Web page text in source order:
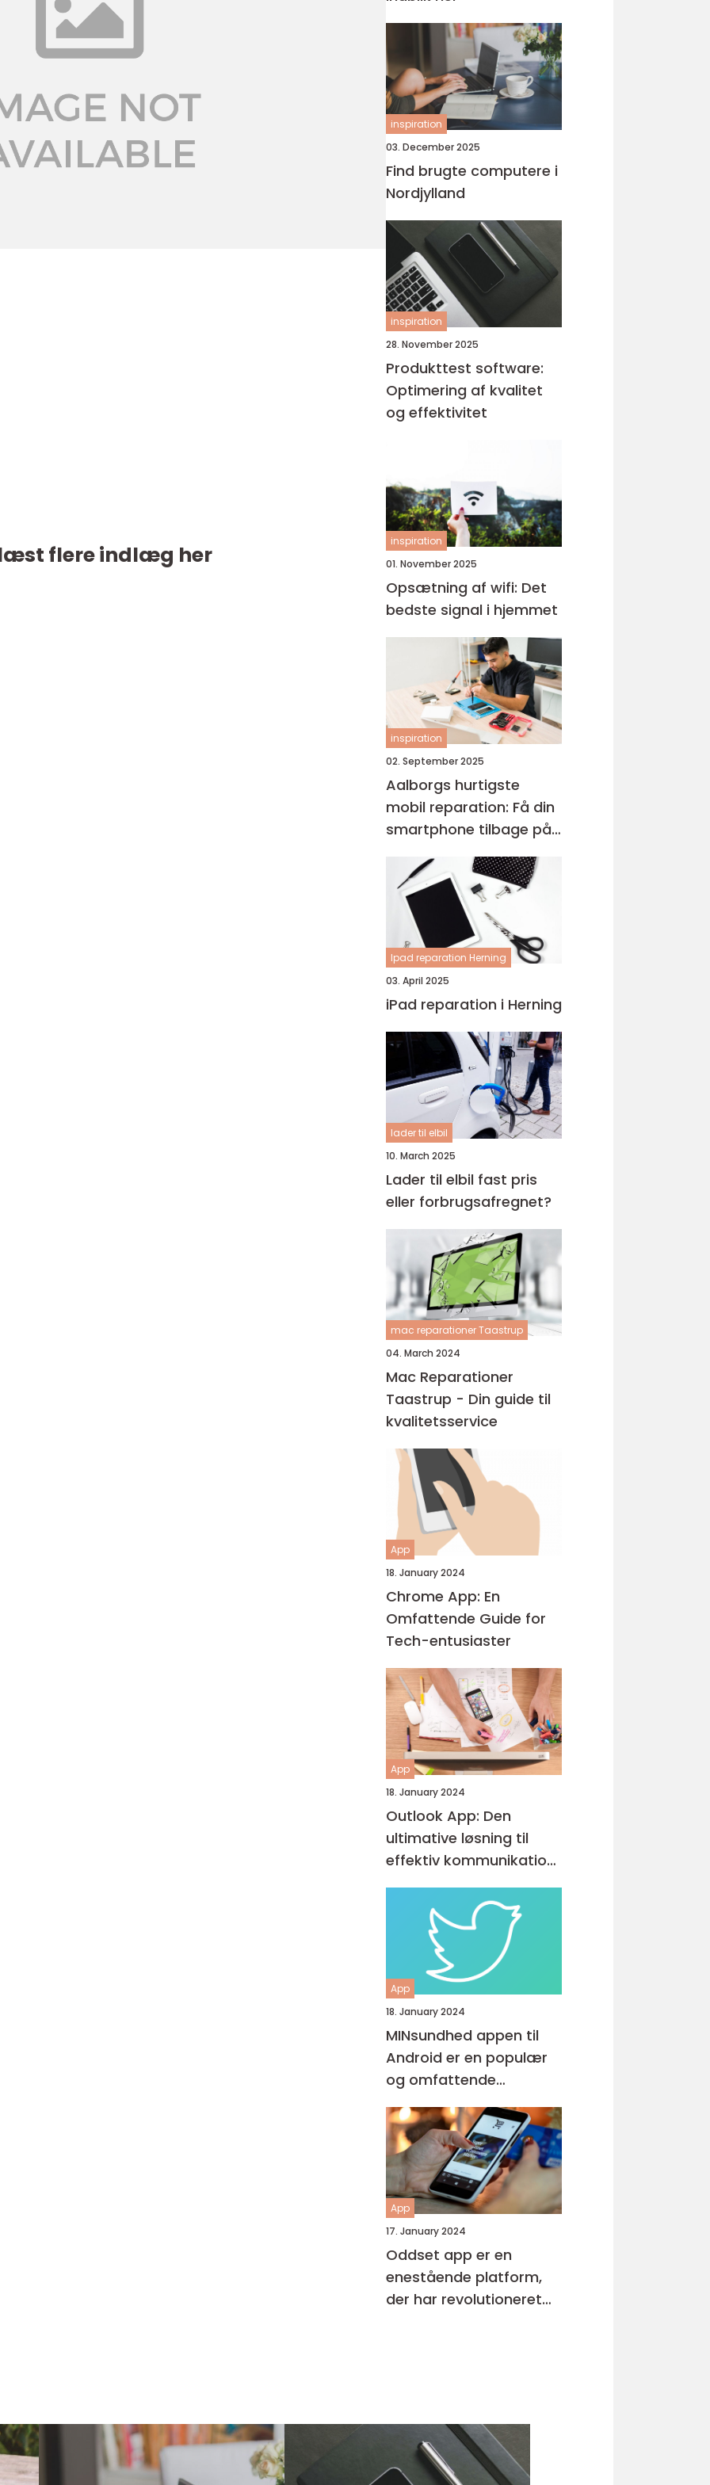
flere indlæg her
inspiration
03. December 2025
Find brugte computere i
Nordjylland
inspiration
28. November 2025
Produkttest software:
Optimering af kvalitet
og effektivitet
inspiration
01. November 2025
Opsætning af wifi: Det
bedste signal i hjemmet
inspiration
02. September 2025
Aalborgs hurtigste
mobil reparation: Få din
smartphone tilbage på
Ipad reparation Herning
03. April 2025
iPad reparation i Herning
lader til elbil
10. March 2025
Lader til elbil fast pris
eller forbrugsafregnet?
mac reparationer Taastrup
04. March 2024
Mac Reparationer
Taastrup - Din guide til
kvalitetsservice
App
18. January 2024
Chrome App: En
Omfattende Guide for
Tech-entusiaster
App
18. January 2024
Outlook App: Den
ultimative løsning til
effektiv kommunikation
og produktivitet
App
18. January 2024
MINsundhed appen til
Android er en populær
og omfattende
sundhedsapp, der giver
brugerne mulighed for
at overvåge og
forbedre deres generelle
helbred og velvære
App
17. January 2024
Oddset app er en
enestående platform,
der har revolutioneret